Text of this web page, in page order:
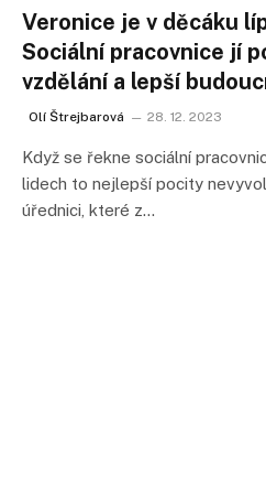
Veronice je v děcáku
Sociální pracovnice jí
vzdělání a lepší
Olí Štrejbarová 28. 12. 2023
Když se řekne sociální
lidech to nejlepší pocity
úřednici, které z…